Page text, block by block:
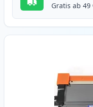
Gratis ab 49